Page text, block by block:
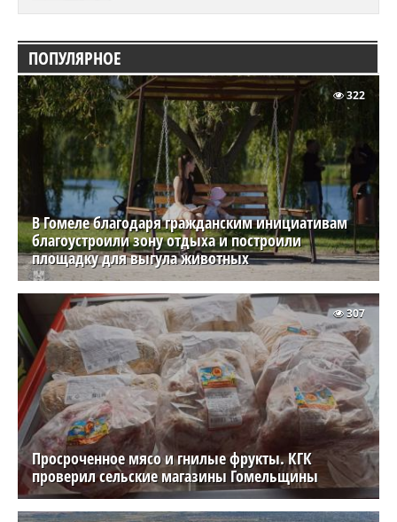
ПОПУЛЯРНОЕ
В Гомеле благодаря гражданским инициативам
благоустроили зону отдыха и построили
площадку для выгула животных
322
Просроченное мясо и гнилые фрукты. КГК
проверил сельские магазины Гомельщины
307